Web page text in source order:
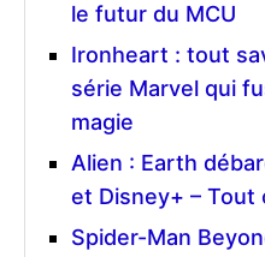
le futur du MCU
Ironheart : tout
série Marvel qui
magie
Alien : Earth
et Disney+ – Tout
Spider-Man